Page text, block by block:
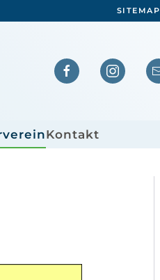
SITEMAP
Kontakt